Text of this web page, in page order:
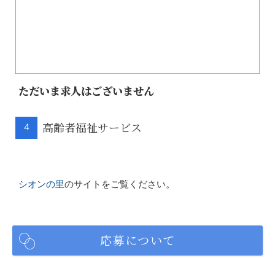
ただいま求人はございません
４ 高齢者福祉サービス
シオンの里のサイトをご覧ください。
応募について